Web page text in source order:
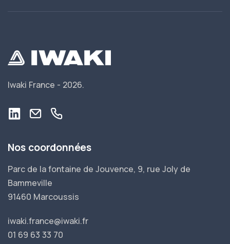
Iwaki France - 2026.
Nos coordonnées
Parc de la fontaine de Jouvence, 9, rue Joly de
Bammeville
91460 Marcoussis
iwaki.france@iwaki.fr
01 69 63 33 70